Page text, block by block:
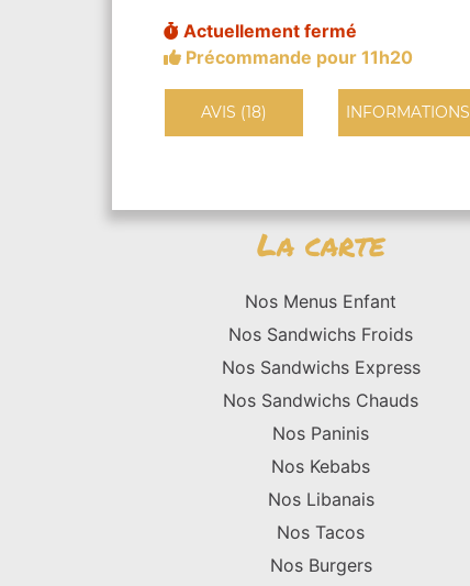
Actuellement fermé
Précommande pour 11h20
AVIS (18) INFORMATIONS
La carte
Nos Menus Enfant
Nos Sandwichs Froids
Nos Sandwichs Express
Nos Sandwichs Chauds
Nos Paninis
Nos Kebabs
Nos Libanais
Nos Tacos
Nos Burgers